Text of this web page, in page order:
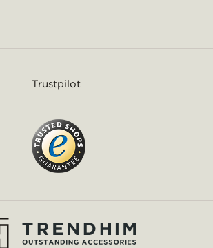
Trustpilot